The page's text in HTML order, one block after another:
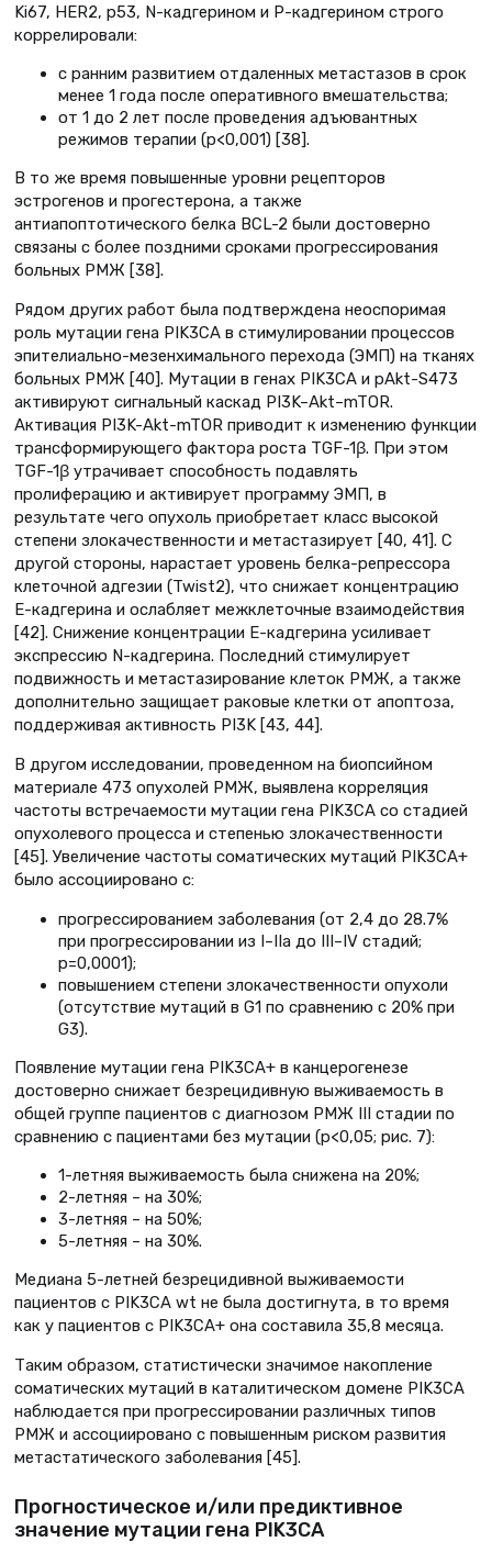
Ki67, HER2, p53, N-кадгерином и P-кадгерином строго
коррелировали:
с ранним развитием отдаленных метастазов в срок
менее 1 года после оперативного вмешательства;
от 1 до 2 лет после проведения адъювантных
режимов терапии (p<0,001) [38].
В то же время повышенные уровни рецепторов
эстрогенов и прогестерона, а также
антиапоптотического белка BCL-2 были достоверно
связаны с более поздними сроками прогрессирования
больных РМЖ [38].
Рядом других работ была подтверждена неоспоримая
роль мутации гена PIK3CA в стимулировании процессов
эпителиально-мезенхимального перехода (ЭМП) на тканях
больных РМЖ [40]. Мутации в генах PIK3CA и pAkt-S473
активируют сигнальный каскад PI3K–Akt–mTOR.
Активация PI3K-Akt-mTOR приводит к изменению функции
трансформирующего фактора роста TGF-1β. При этом
TGF-1β утрачивает способность подавлять
пролиферацию и активирует программу ЭМП, в
результате чего опухоль приобретает класс высокой
степени злокачественности и метастазирует [40, 41]. С
другой стороны, нарастает уровень белка-репрессора
клеточной адгезии (Twist2), что снижает концентрацию
E-кадгерина и ослабляет межклеточные взаимодействия
[42]. Снижение концентрации E-кадгерина усиливает
экспрессию N-кадгерина. Последний стимулирует
подвижность и метастазирование клеток РМЖ, а также
дополнительно защищает раковые клетки от апоптоза,
поддерживая активность PI3K [43, 44].
В другом исследовании, проведенном на биопсийном
материале 473 опухолей РМЖ, выявлена корреляция
частоты встречаемости мутации гена PIK3CA cо стадией
опухолевого процесса и степенью злокачественности
[45]. Увеличение частоты соматических мутаций PIK3CA+
было ассоциировано c:
прогрессированием заболевания (от 2,4 до 28.7%
при прогрессировании из I–IIa до III–IV стадий;
p=0,0001);
повышением степени злокачественности опухоли
(отсутствие мутаций в G1 по сравнению с 20% при
G3).
Появление мутации гена PIK3CA+ в канцерогенезе
достоверно снижает безрецидивную выживаемость в
общей группе пациентов с диагнозом РМЖ III стадии по
сравнению с пациентами без мутации (p<0,05; рис. 7):
1-летняя выживаемость была снижена на 20%;
2-летняя – на 30%;
3-летняя – на 50%;
5-летняя – на 30%.
Медиана 5-летней безрецидивной выживаемости
пациентов с PIK3CA wt не была достигнута, в то время
как у пациентов с PIK3CA+ она составила 35,8 месяца.
Таким образом, статистически значимое накопление
соматических мутаций в каталитическом домене PIK3CA
наблюдается при прогрессировании различных типов
РМЖ и ассоциировано с повышенным риском развития
метастатического заболевания [45].
Прогностическое и/или предиктивное
значение мутации гена PIK3CA